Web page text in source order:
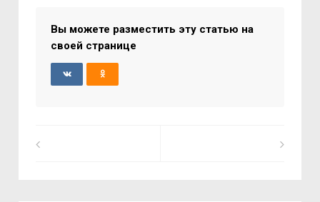
Вы можете разместить эту статью на
своей странице